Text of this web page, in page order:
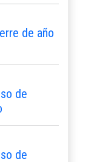
de año
de
de